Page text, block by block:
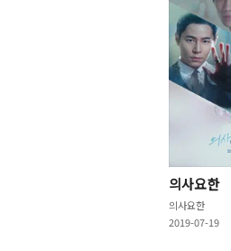
의사요한
의사요한
2019-07-19